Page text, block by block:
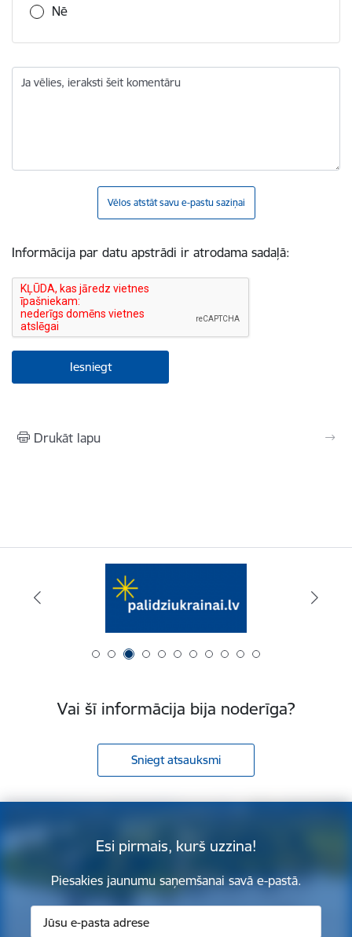
Nē
Ja vēlies, ieraksti šeit komentāru
Vēlos atstāt savu e-pastu saziņai
Informācija par datu apstrādi ir atrodama sadaļā:
Drukāt lapu
Vai šī informācija bija noderīga?
Sniegt atsauksmi
Esi pirmais, kurš uzzina!
Piesakies jaunumu saņemšanai savā e-pastā.